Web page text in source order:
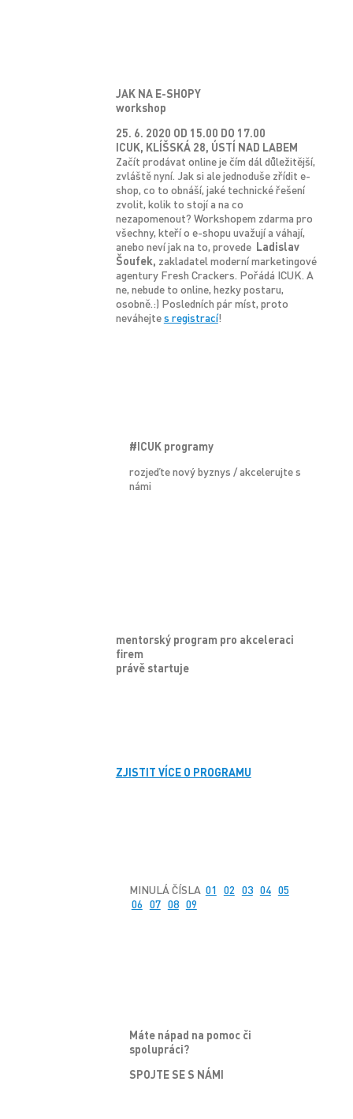
JAK NA E-SHOPY
workshop
25. 6. 2020 OD 15.00 DO 17.00
ICUK, KLÍŠSKÁ 28, ÚSTÍ NAD LABEM
Začít prodávat online je čím dál důležitější,
zvláště nyní. Jak si ale jednoduše zřídit e-
shop, co to obnáší, jaké technické řešení
zvolit, kolik to stojí a na co
nezapomenout? Workshopem zdarma pro
všechny, kteří o e-shopu uvažují a váhají,
anebo neví jak na to, provede Ladislav
Šoufek, zakladatel moderní marketingové
agentury Fresh Crackers. Pořádá ICUK. A
ne, nebude to online, hezky postaru,
osobně.:) Posledních pár míst, proto
neváhejtes registrací!
#ICUK programy
rozjeďte nový byznys / akcelerujte s
námi
mentorský program pro akceleraci
firem
právě startuje
ZJISTIT VÍCE O PROGRAMU
MINULÁ ČÍSLA 01 02 03 04 05
06 07 08 09
Máte nápad na pomoc či
spolupráci?
SPOJTE SE S NÁMI